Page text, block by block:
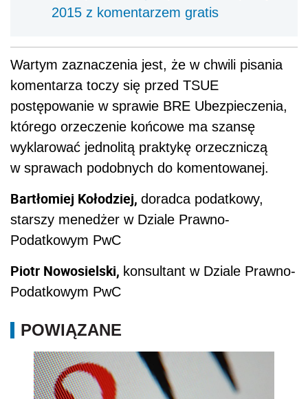
2015 z komentarzem gratis
Wartym zaznaczenia jest, że w chwili pisania
komentarza toczy się przed TSUE
postępowanie w sprawie BRE Ubezpieczenia,
którego orzeczenie końcowe ma szansę
wyklarować jednolitą praktykę orzeczniczą
w sprawach podobnych do komentowanej.
Bartłomiej Kołodziej, doradca podatkowy,
starszy menedżer w Dziale Prawno-
Podatkowym PwC
Piotr Nowosielski, konsultant w Dziale Prawno-
Podatkowym PwC
POWIĄZANE